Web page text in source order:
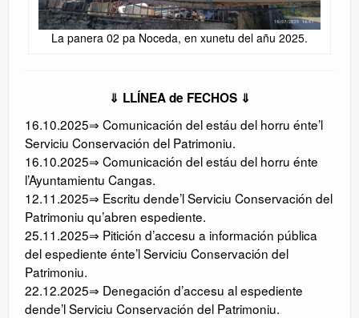
La panera 02 pa Noceda, en xunetu del añu 2025.
⇓ LLÍNEA de FECHOS ⇓
16.10.2025⇒ Comunicación del estáu del horru énte’l
Serviciu Conservación del Patrimoniu.
16.10.2025⇒ Comunicación del estáu del horru énte
l’Ayuntamientu Cangas.
12.11.2025⇒ Escritu dende’l Serviciu Conservación del
Patrimoniu qu’abren espediente.
25.11.2025⇒ Pitición d’accesu a información pública
del espediente énte’l Serviciu Conservación del
Patrimoniu.
22.12.2025⇒ Denegación d’accesu al espediente
dende’l Serviciu Conservación del Patrimoniu.